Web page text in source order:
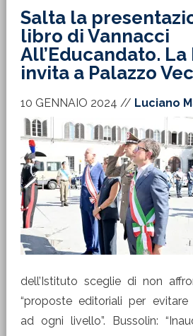
Salta la
libro di Vannacci
All’Educandato.
invita a Palazzo
10 GENNAIO 2024 // Luciano
dell’Istituto sceglie di non
“proposte editoriali per evitare
ad ogni livello”. Bussolin: